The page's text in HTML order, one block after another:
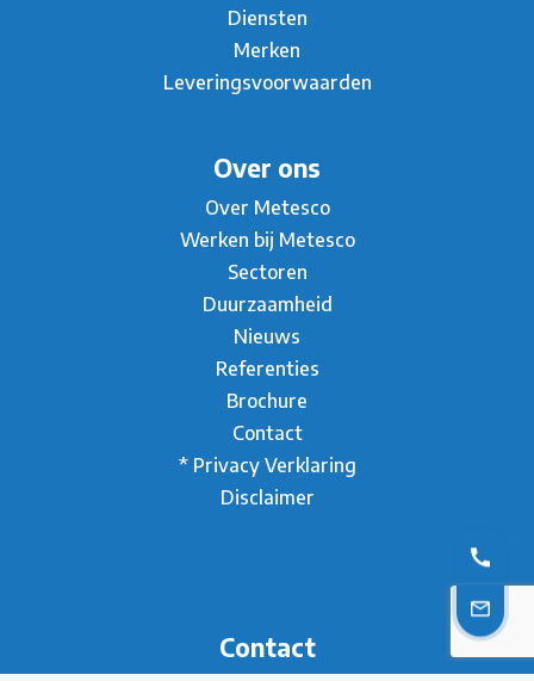
Diensten
Merken
Leveringsvoorwaarden
Over ons
Over Metesco
Werken bij Metesco
Sectoren
Duurzaamheid
Nieuws
Referenties
Brochure
Contact
* Privacy Verklaring
Disclaimer
Contact